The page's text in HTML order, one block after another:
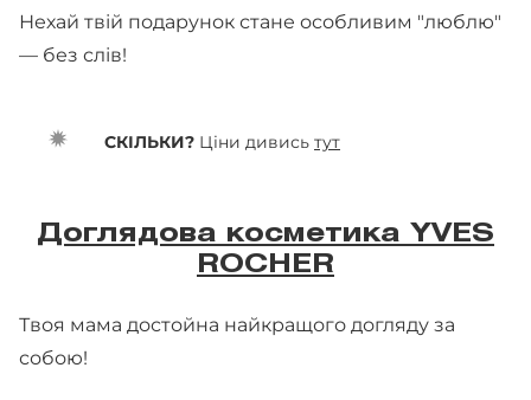
Нехай твій подарунок стане особливим "люблю"
— без слів!
СКІЛЬКИ? Ціни дивись тут
Доглядова косметика YVES
ROCHER
Твоя мама достойна найкращого догляду за
собою!